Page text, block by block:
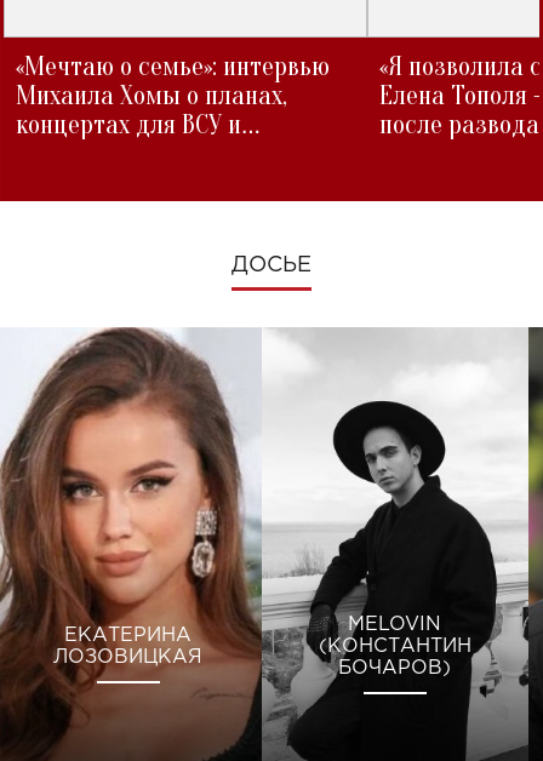
«Мечтаю о семье»: интервью
Михаила Хомы о планах,
концертах для ВСУ и
«Я позволила
Елена Тополя
после развода
ДОСЬЕ
ЕКАТЕРИНА
ЛОЗОВИЦКАЯ
MELOVIN
(КОНСТАНТИН
БОЧАРОВ)